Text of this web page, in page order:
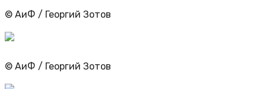
© АиФ / Георгий Зотов
© АиФ / Георгий Зотов